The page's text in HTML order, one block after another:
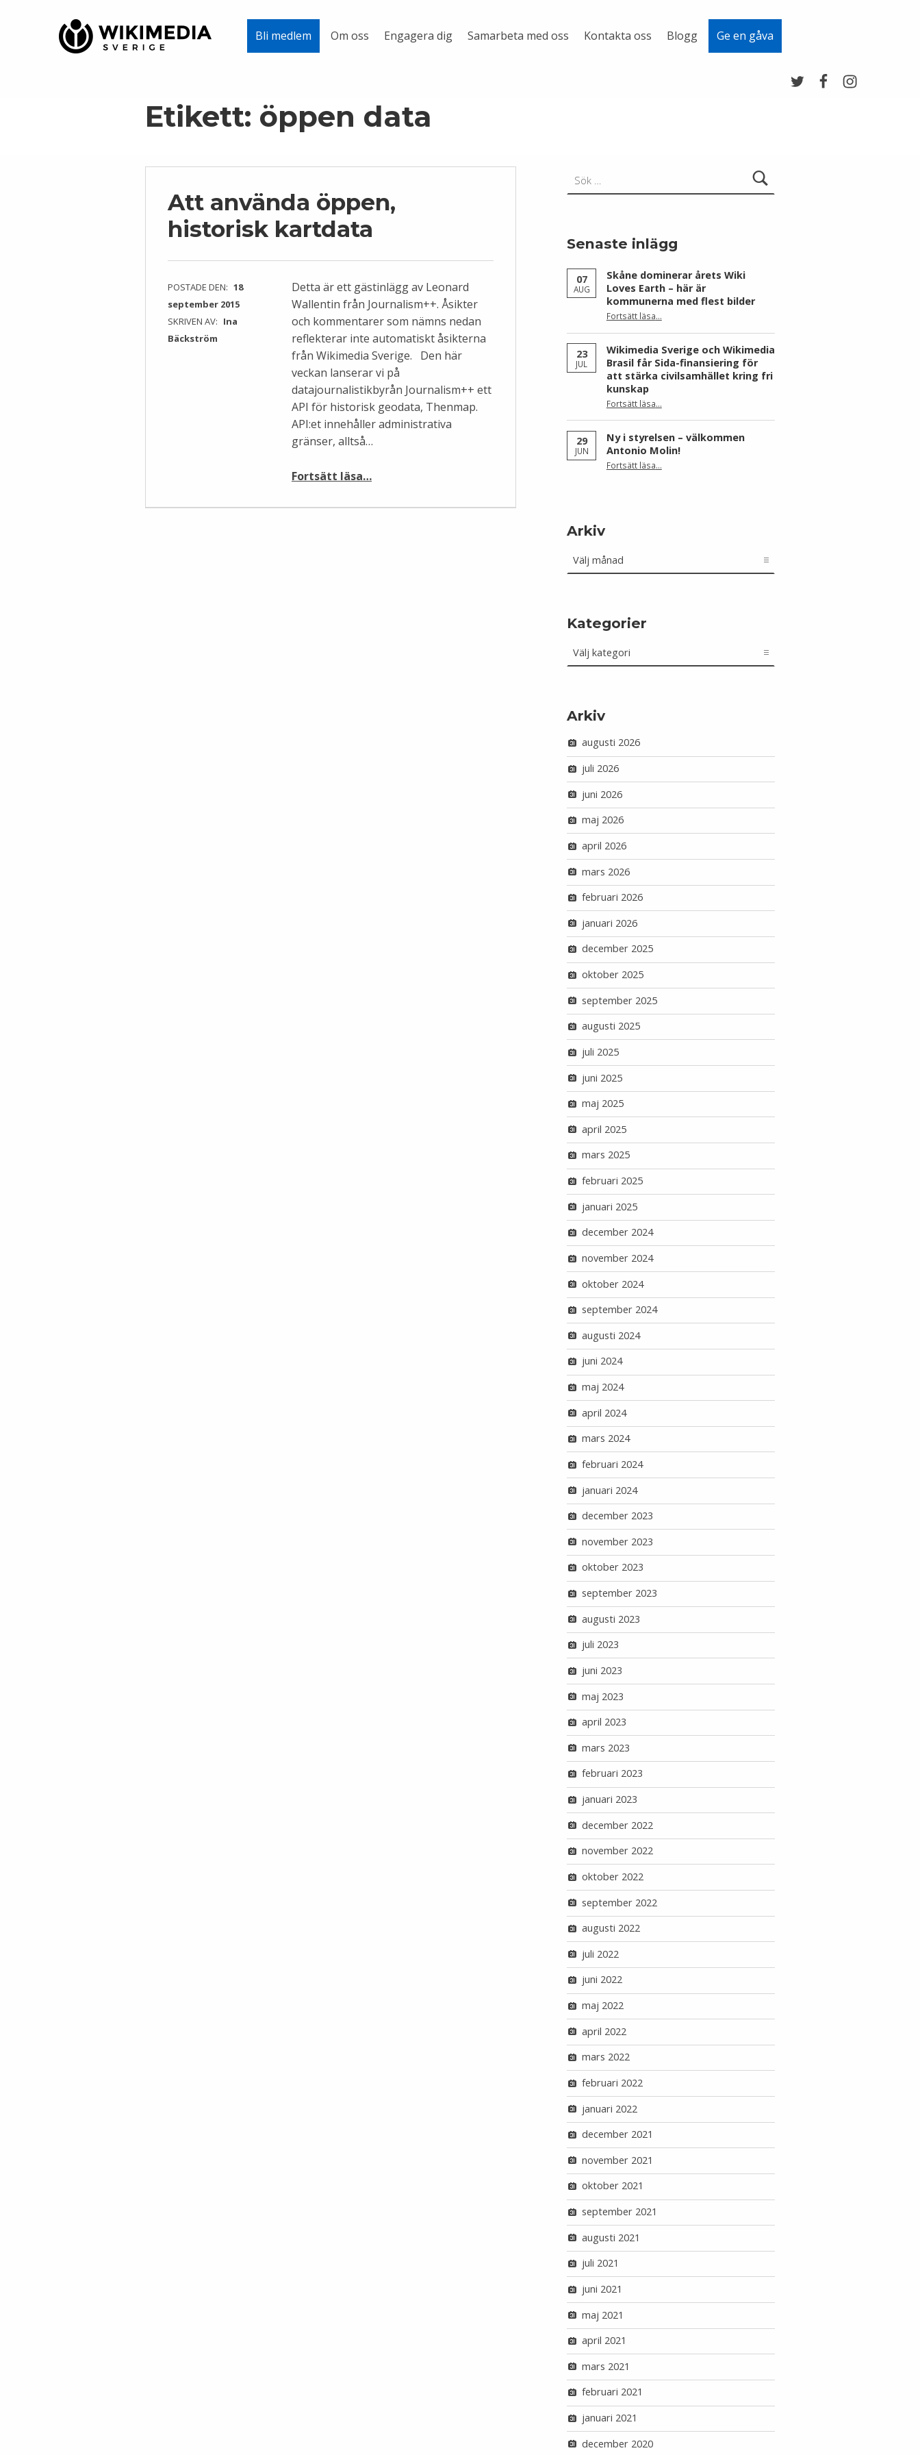
Bli medlem Om oss Engagera dig Samarbeta med oss Kontakta oss Blogg Ge en gåva
Etikett: öppen data
Att använda öppen,
historisk kartdata
POSTADE DEN: 18
september 2015
SKRIVEN AV: Ina
Bäckström
Detta är ett gästinlägg av Leonard
Wallentin från Journalism++. Åsikter
och kommentarer som nämns nedan
reflekterar inte automatiskt åsikterna
från Wikimedia Sverige. Den här
veckan lanserar vi på
datajournalistikbyrån Journalism++ ett
API för historisk geodata, Thenmap.
API:et innehåller administrativa
gränser, alltså…
Fortsätt läsa…
Senaste inlägg
07
AUG
Skåne dominerar årets Wiki
Loves Earth – här är
kommunerna med flest bilder
Fortsätt läsa“Skåne dominerar årets Wiki Loves Earth – här är kommunerna med flest bilder”
…
23
JUL
Wikimedia Sverige och Wikimedia
Brasil får Sida-finansiering för
att stärka civilsamhället kring fri
kunskap
Fortsätt läsa“Wikimedia Sverige och Wikimedia Brasil får Sida-finansiering för att stärka civilsamhället kring fri kunskap”
…
29
JUN
Ny i styrelsen – välkommen
Antonio Molin!
Fortsätt läsa“Ny i styrelsen – välkommen Antonio Molin!”
…
Arkiv
Kategorier
Arkiv
augusti 2026
juli 2026
juni 2026
maj 2026
april 2026
mars 2026
februari 2026
januari 2026
december 2025
oktober 2025
september 2025
augusti 2025
juli 2025
juni 2025
maj 2025
april 2025
mars 2025
februari 2025
januari 2025
december 2024
november 2024
oktober 2024
september 2024
augusti 2024
juni 2024
maj 2024
april 2024
mars 2024
februari 2024
januari 2024
december 2023
november 2023
oktober 2023
september 2023
augusti 2023
juli 2023
juni 2023
maj 2023
april 2023
mars 2023
februari 2023
januari 2023
december 2022
november 2022
oktober 2022
september 2022
augusti 2022
juli 2022
juni 2022
maj 2022
april 2022
mars 2022
februari 2022
januari 2022
december 2021
november 2021
oktober 2021
september 2021
augusti 2021
juli 2021
juni 2021
maj 2021
april 2021
mars 2021
februari 2021
januari 2021
december 2020